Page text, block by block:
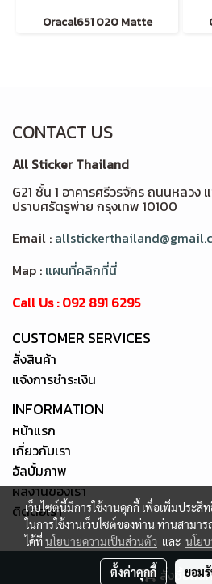
สั่งซื้อสิน
Oracal651 020 Matte
CONTACT US
All Sticker Thailand
G21 ชั้น 1 อาคารศรีวรจักร ถนนหลวง
ปราบศรัตรูพ่าย กรุงเทพ 10100
Email :
Map : แผนที่คลิกที่นี่
Call Us : 092 891 6295
CUSTOMER SERVICES
สั่งสินค้า
แจ้งการชำระเงิน
INFORMATION
หน้าแรก
เกี่ยวกับเรา
อัลบั้มภาพ
ผลงานของเรา
ติดต่อเรา
Copy right by allstickerthailand.com
เว็บไซต์นี้มีการใช้งานคุกกี้ เพื่อเพิ่มประ
ในการใช้งานเว็บไซต์ของท่าน ท่านสามา
ได้ที่นโยบายความเป็นส่วนตัว และ นโย
ตั้งค่าคุกกี้ ยอม